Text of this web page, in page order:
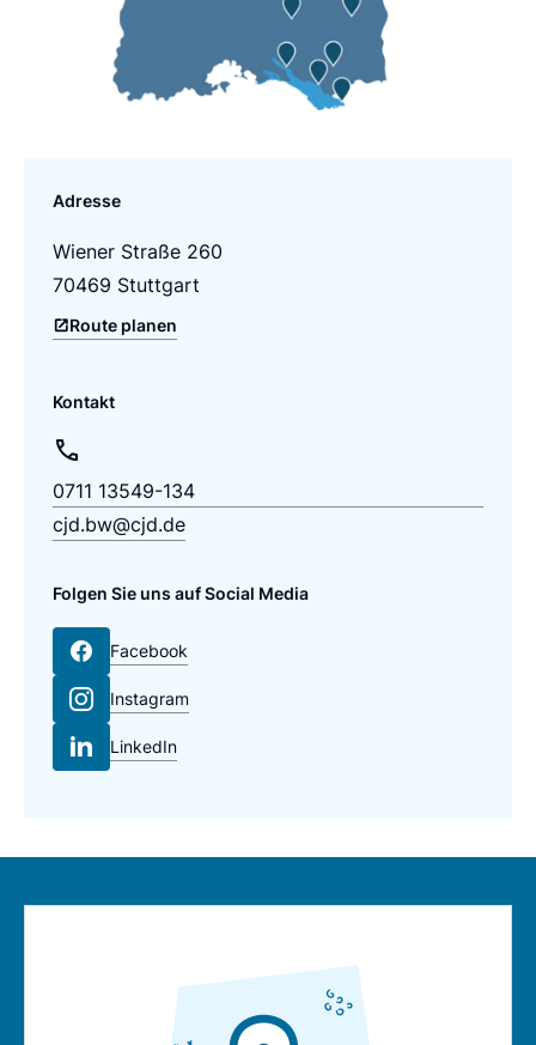
Adresse
Wiener Straße 260
70469 Stuttgart
Route planen
Kontakt
0711 13549-134
cjd.bw@cjd.de
Folgen Sie uns auf Social Media
Facebook
Instagram
LinkedIn